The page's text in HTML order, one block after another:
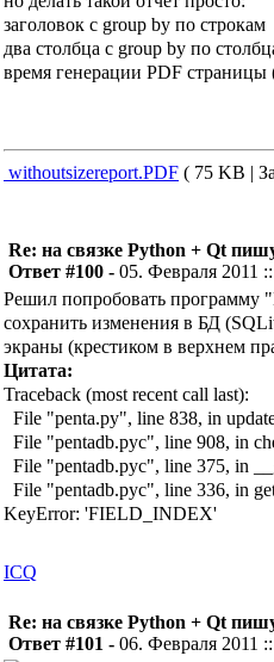
заголовок с group by по строкам
два столбца с group by по
время генерации PDF
withoutsizereport.PDF ( 75 KB |
Re: на связке Python + Qt
Ответ #100 - 05. Февраля 2011
Решил попробовать программу
сохранить изменения в БД
экраны (крестиком в верхнем
Цитата:
Traceback (most recent call last):
File "penta.py", line 838, in
File "pentadb.pyc", line 908, in
File "pentadb.pyc", line 375, in
File "pentadb.pyc", line 336, in
KeyError: 'FIELD_INDEX'
ICQ
Re: на связке Python + Qt
Ответ #101 - 06. Февраля 2011